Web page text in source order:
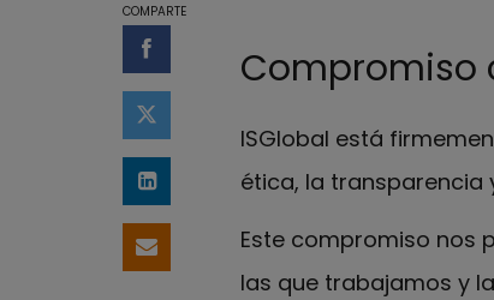
COMPARTE
Compartir en Facebook
Compartir en Twitter
Compartir en LinkedIn
Compartir por email
Compromiso
ISGlobal está
ética, la transparencia
Este compromiso nos
las que trabajamos y